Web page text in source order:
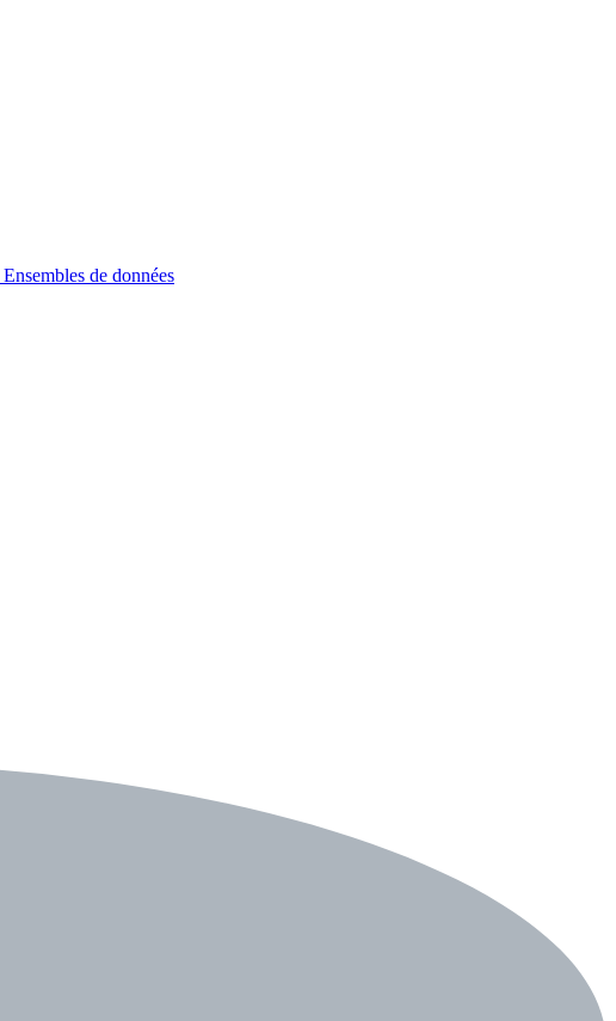
Ensembles de données